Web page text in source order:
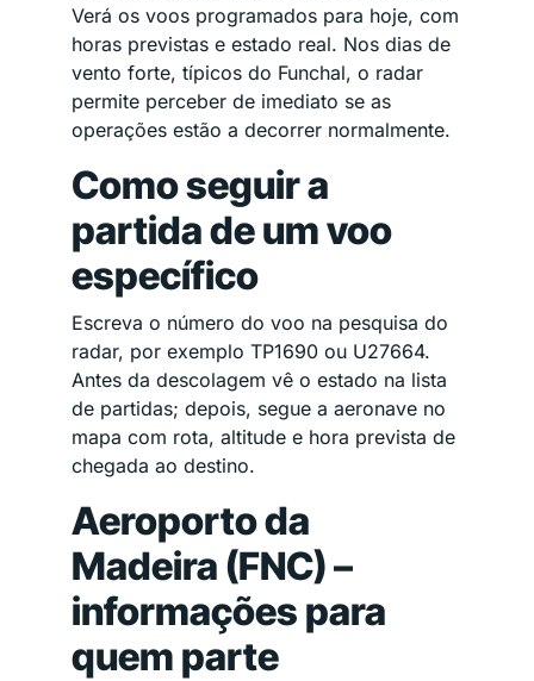
Verá os voos programados para hoje, com
horas previstas e estado real. Nos dias de
vento forte, típicos do Funchal, o radar
permite perceber de imediato se as
operações estão a decorrer normalmente.
Como seguir a
partida de um voo
específico
Escreva o número do voo na pesquisa do
radar, por exemplo TP1690 ou U27664.
Antes da descolagem vê o estado na lista
de partidas; depois, segue a aeronave no
mapa com rota, altitude e hora prevista de
chegada ao destino.
Aeroporto da
Madeira (FNC) –
informações para
quem parte